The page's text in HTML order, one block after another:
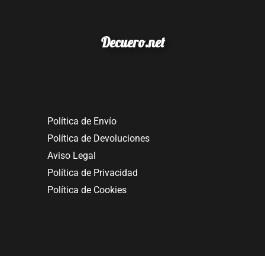
Decuero.net
Política de Envío
Política de Devoluciones
Aviso Legal
Política de Privacidad
Política de Cookies